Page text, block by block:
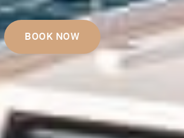
BOOK NOW